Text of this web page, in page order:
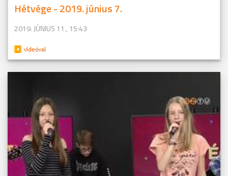
Hétvége - 2019. június 7.
2019. JÚNIUS 11., 15:43